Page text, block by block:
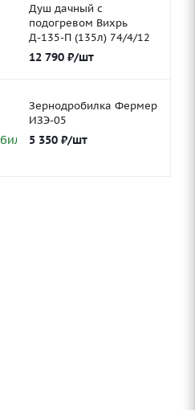
Душ дачный с
подогревом Вихрь
Д-135-П (135л) 74/4/12
12 790₽/шт
Зернодробилка Фермер
ИЗЭ-05
5 350₽/шт